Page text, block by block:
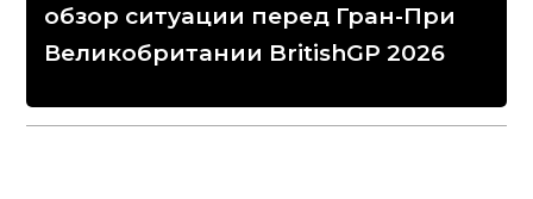
обзор ситуации перед Гран-При
Великобритании BritishGP 2026